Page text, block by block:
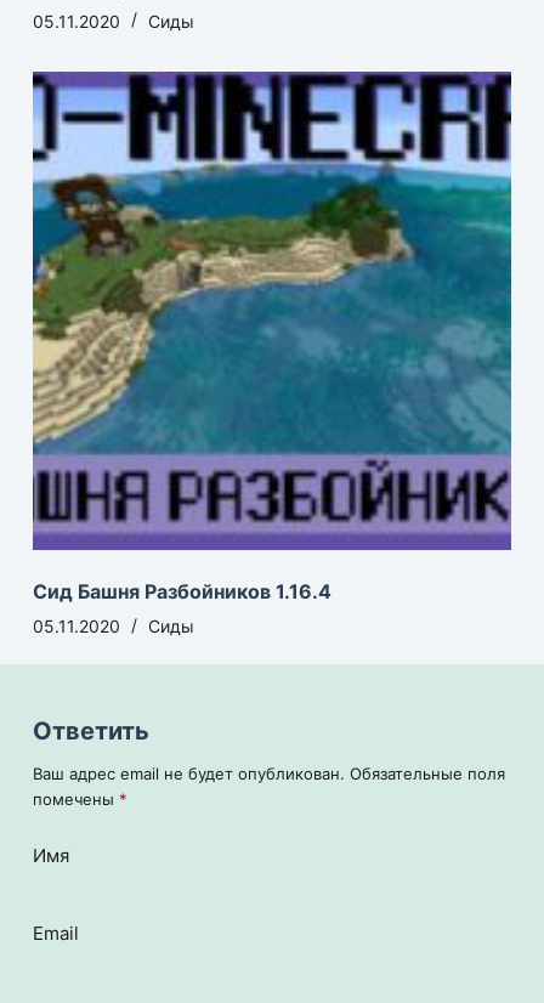
05.11.2020 Сиды
Сид Башня Разбойников 1.16.4
05.11.2020 Сиды
Ответить
Ваш адрес email не будет опубликован. Обязательные поля
помечены *
Имя
Email